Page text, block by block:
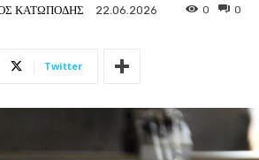
ΚΑΤΩΠΟΔΗΣ 22.06.2026 0
0
Twitter